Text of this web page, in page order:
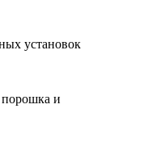
установок
порошка и